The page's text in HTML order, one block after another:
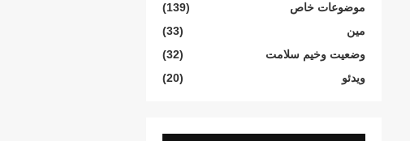
موضوعات خاص
(139)
مین
(33)
وضعیت وخیم سلامت
(32)
ویدئو
(20)